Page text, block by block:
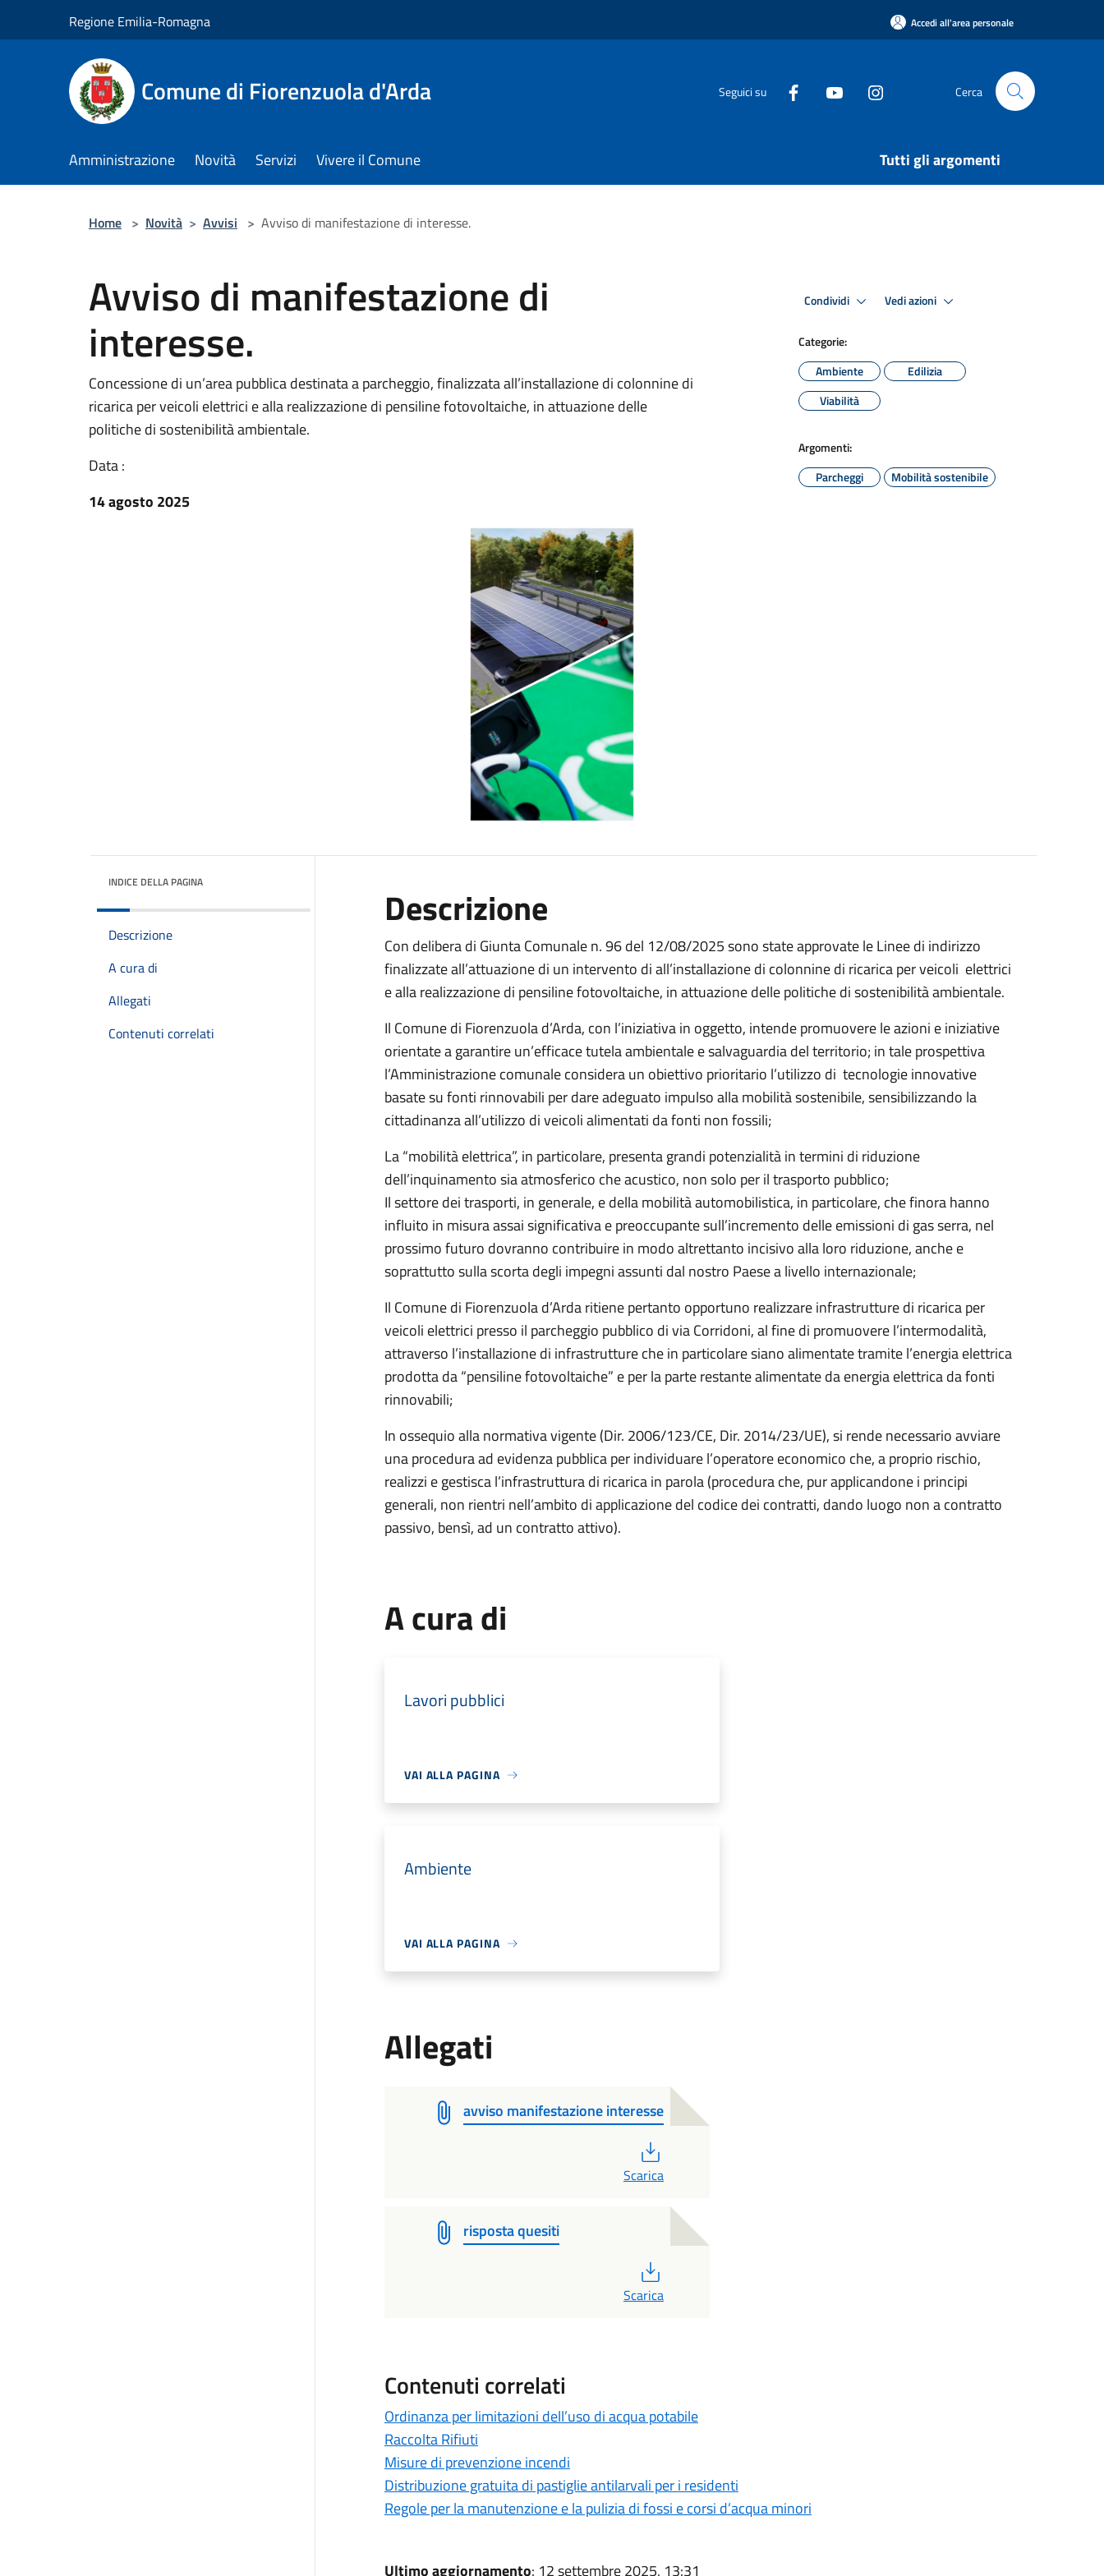
Regione Emilia-Romagna Accedi all'area personale
Comune di Fiorenzuola d'Arda Seguici su Cerca
Amministrazione Novità Servizi Vivere il Comune Tutti gli argomenti
Home > Novità > Avvisi > Avviso di manifestazione di interesse.
Avviso di manifestazione di
interesse.
Concessione di un’area pubblica destinata a parcheggio, finalizzata all’installazione di colonnine di
ricarica per veicoli elettrici e alla realizzazione di pensiline fotovoltaiche, in attuazione delle
politiche di sostenibilità ambientale.
Data :
14 agosto 2025
Condividi Vedi azioni
Categorie:
Ambiente
Edilizia
Viabilità
Argomenti:
Parcheggi
Mobilità sostenibile
INDICE DELLA PAGINA
Descrizione
A cura di
Allegati
Contenuti correlati
Descrizione
Con delibera di Giunta Comunale n. 96 del 12/08/2025 sono state approvate le Linee di indirizzo
finalizzate all’attuazione di un intervento di all’installazione di colonnine di ricarica per veicoli elettrici
e alla realizzazione di pensiline fotovoltaiche, in attuazione delle politiche di sostenibilità ambientale.
Il Comune di Fiorenzuola d’Arda, con l’iniziativa in oggetto, intende promuovere le azioni e iniziative
orientate a garantire un’efficace tutela ambientale e salvaguardia del territorio; in tale prospettiva
l’Amministrazione comunale considera un obiettivo prioritario l’utilizzo di tecnologie innovative
basate su fonti rinnovabili per dare adeguato impulso alla mobilità sostenibile, sensibilizzando la
cittadinanza all’utilizzo di veicoli alimentati da fonti non fossili;
La “mobilità elettrica”, in particolare, presenta grandi potenzialità in termini di riduzione
dell’inquinamento sia atmosferico che acustico, non solo per il trasporto pubblico;
Il settore dei trasporti, in generale, e della mobilità automobilistica, in particolare, che finora hanno
influito in misura assai significativa e preoccupante sull’incremento delle emissioni di gas serra, nel
prossimo futuro dovranno contribuire in modo altrettanto incisivo alla loro riduzione, anche e
soprattutto sulla scorta degli impegni assunti dal nostro Paese a livello internazionale;
Il Comune di Fiorenzuola d’Arda ritiene pertanto opportuno realizzare infrastrutture di ricarica per
veicoli elettrici presso il parcheggio pubblico di via Corridoni, al fine di promuovere l’intermodalità,
attraverso l’installazione di infrastrutture che in particolare siano alimentate tramite l’energia elettrica
prodotta da “pensiline fotovoltaiche” e per la parte restante alimentate da energia elettrica da fonti
rinnovabili;
In ossequio alla normativa vigente (Dir. 2006/123/CE, Dir. 2014/23/UE), si rende necessario avviare
una procedura ad evidenza pubblica per individuare l’operatore economico che, a proprio rischio,
realizzi e gestisca l’infrastruttura di ricarica in parola (procedura che, pur applicandone i principi
generali, non rientri nell’ambito di applicazione del codice dei contratti, dando luogo non a contratto
passivo, bensì, ad un contratto attivo).
A cura di
Lavori pubblici
VAI ALLA PAGINA
Ambiente
VAI ALLA PAGINA
Allegati
avviso manifestazione interesse
Scarica
risposta quesiti
Scarica
Contenuti correlati
Ordinanza per limitazioni dell’uso di acqua potabile
Raccolta Rifiuti
Misure di prevenzione incendi
Distribuzione gratuita di pastiglie antilarvali per i residenti
Regole per la manutenzione e la pulizia di fossi e corsi d’acqua minori
Ultimo aggiornamento: 12 settembre 2025, 13:31